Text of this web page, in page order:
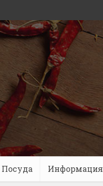
Посуда Информация